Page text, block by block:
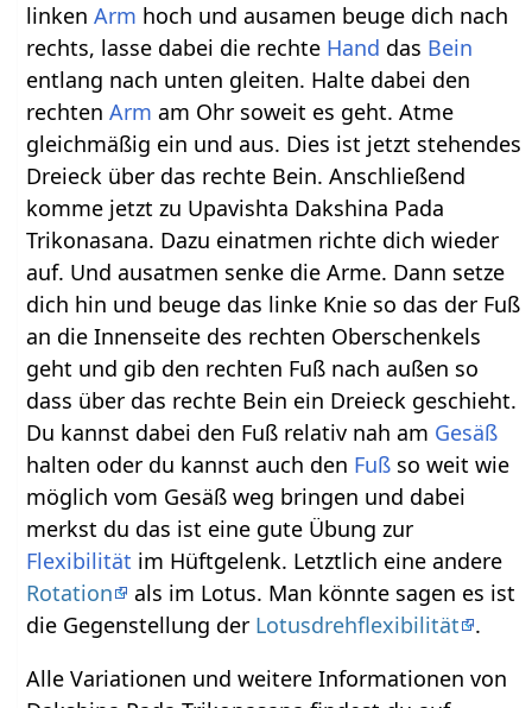
linkenArm hoch und ausamen beuge dich nach
rechts, lasse dabei die rechte Hand das Bein
entlang nach unten gleiten. Halte dabei den
rechtenArm am Ohr soweit es geht. Atme
gleichmäßig ein und aus. Dies ist jetzt stehendes
Dreieck über das rechte Bein. Anschließend
komme jetzt zu Upavishta Dakshina Pada
Trikonasana. Dazu einatmen richte dich wieder
auf. Und ausatmen senke die Arme. Dann setze
dich hin und beuge das linke Knie so das der Fuß
an die Innenseite des rechten Oberschenkels
geht und gib den rechten Fuß nach außen so
dass über das rechte Bein ein Dreieck geschieht.
Du kannst dabei den Fuß relativ nah am Gesäß
halten oder du kannst auch den Fuß so weit wie
möglich vom Gesäß weg bringen und dabei
merkst du das ist eine gute Übung zur
Flexibilität im Hüftgelenk. Letztlich eine andere
Rotation
als im Lotus. Man könnte sagen es ist
die Gegenstellung der Lotusdrehflexibilität
.
Alle Variationen und weitere Informationen von